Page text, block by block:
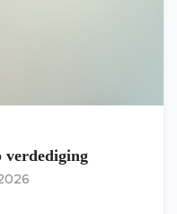
verdediging